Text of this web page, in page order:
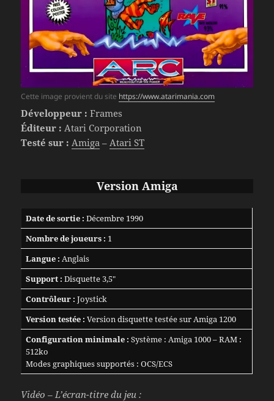
Cette image provient du site https://www.atarimania.com
Développeur : Frames
Éditeur : Atari Corporation
Testé sur : Amiga –Atari ST
Version Amiga
Date de sortie : Décembre 1990
Nombre de joueurs : 1
Langue : Anglais
Support : Disquette 3,5″
Contrôleur : Joystick
Version testée : Version disquette testée sur Amiga 1200
Configuration minimale : Système : Amiga 1000 – RAM :
512ko
Modes graphiques supportés : OCS/ECS
Vidéo – L’écran-titre du jeu :